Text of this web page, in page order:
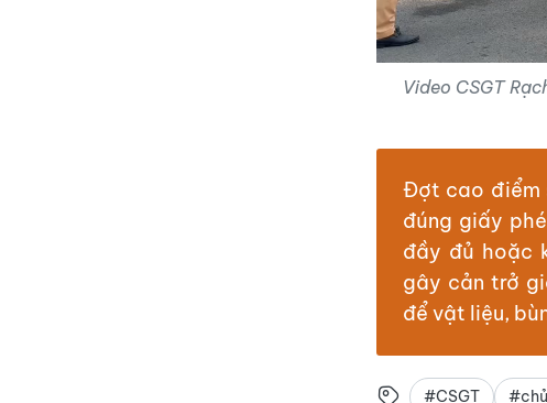
Video CSGT
Đợt cao điểm
đúng giấy
đầy đủ hoặc
gây cản trở
để vật liệu,
#CSGT